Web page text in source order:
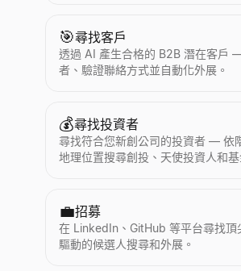
🎯尋找客戶
透過 AI 產生合格的 B2B 潛在客戶
者、驗證聯絡方式並自動化外展。
💰尋找投資者
尋找符合您新創公司的投資者 — 依
地理位置搜尋創投、天使投資人和基
💼招募
在 LinkedIn、GitHub 等平台尋找
驅動的候選人搜尋和外展。